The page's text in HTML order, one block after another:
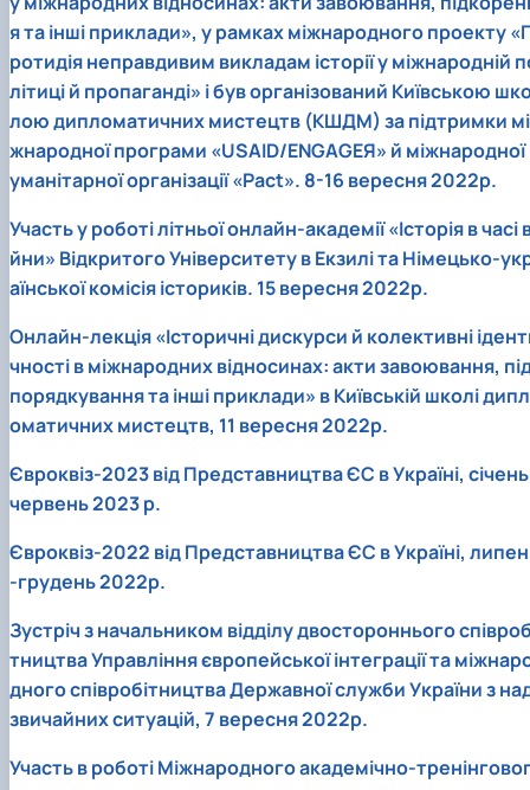
я та інші приклади», у рамках міжнародного проекту
ротидія неправдивим викладам історії у міжнародній
літиці й пропаганді» і був організований Київською
лою дипломатичних мистецтв (КШДМ) за підтримки мі
жнародної програми «USAID/ENGAGEЯ» й міжнародної
уманітарної організації «Pact». 8-16 вересня 2022р.
Участь у роботі літньої онлайн-академії «Історія в часі
йни» Відкритого Університету в Екзилі та Німецько-
аїнської комісія істориків. 15 вересня 2022р.
Онлайн-лекція «Історичні дискурси й колективні
чності в міжнародних відносинах: акти завоювання,
порядкування та інші приклади» в Київській школі дипл
оматичних мистецтв, 11 вересня 2022р.
Євроквіз-2023 від Представництва ЄС в Україні,
червень 2023 р.
Євроквіз-2022 від Представництва ЄС в Україні,
-грудень 2022р.
Зустріч з начальником відділу двостороннього
тництва Управління європейської інтеграції та
дного співробітництва Державної служби України з
звичайних ситуацій, 7 вересня 2022р.
Участь в роботі Міжнародного академічно-